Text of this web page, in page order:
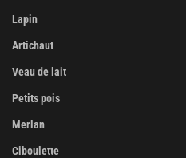
Lapin
Artichaut
Veau de lait
Petits pois
Merlan
Ciboulette